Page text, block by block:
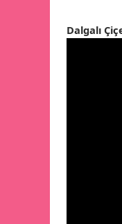
Dalgalı